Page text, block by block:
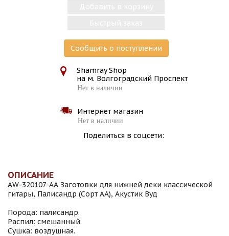
Сообщить о поступлении
Shamray Shop
на м. Волгоградский Проспект
Нет в наличии
Интернет магазин
Нет в наличии
Поделиться в соцсети:
ОПИСАНИЕ
AW-320107-АА Заготовки для нижней деки классической
гитары, Палисандр (Сорт АА), Акустик Вуд
Порода: палисандр.
Распил: смешанный.
Сушка: воздушная.